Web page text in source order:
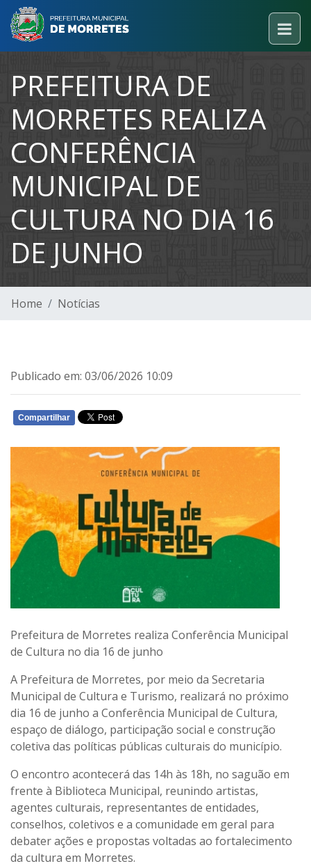
PREFEITURA DE
MORRETES REALIZA
CONFERÊNCIA
MUNICIPAL DE
CULTURA NO DIA 16
DE JUNHO
Home Notícias
Publicado em: 03/06/2026 10:09
Compartilhar
Prefeitura de Morretes realiza Conferência Municipal
de Cultura no dia 16 de junho
A Prefeitura de Morretes, por meio da Secretaria
Municipal de Cultura e Turismo, realizará no próximo
dia 16 de junho a Conferência Municipal de Cultura,
espaço de diálogo, participação social e construção
coletiva das políticas públicas culturais do município.
O encontro acontecerá das 14h às 18h, no saguão em
frente à Biblioteca Municipal, reunindo artistas,
agentes culturais, representantes de entidades,
conselhos, coletivos e a comunidade em geral para
debater ações e propostas voltadas ao fortalecimento
da cultura em Morretes.